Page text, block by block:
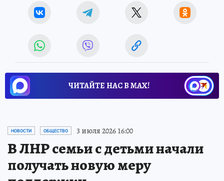
ЧИТАЙТЕ НАС В МАХ!
НОВОСТИ ОБЩЕСТВО 3 июля 2026 16:00
В ЛНР семьи с детьми начали
получать новую меру